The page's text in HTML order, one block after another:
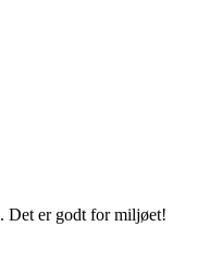
. Det er godt for miljøet!